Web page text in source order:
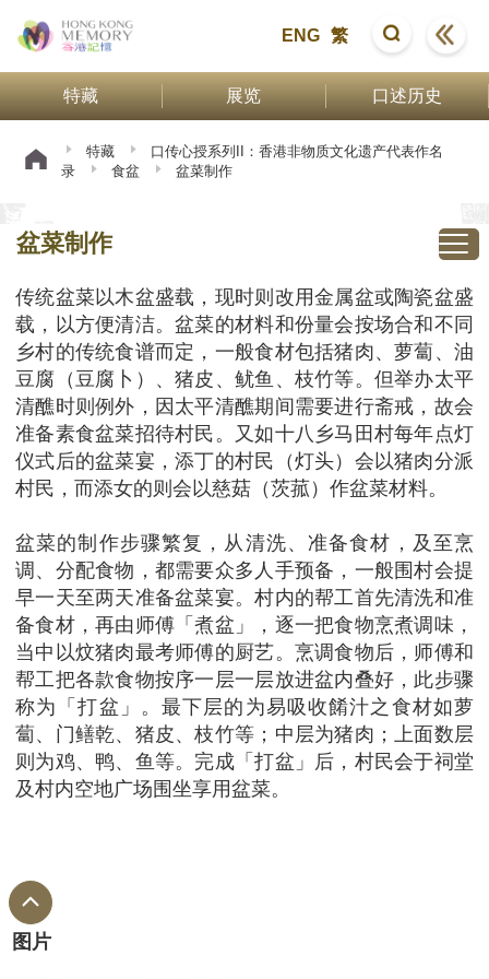
ENG 繁
特藏 展览 口述历史
特藏
口传心授系列II：香港非物质文化遗产代表作名
录
食盆 盆菜制作
盆菜制作
传统盆菜以木盆盛载，现时则改用金属盆或陶瓷盆盛
载，以方便清洁。盆菜的材料和份量会按场合和不同
乡村的传统食谱而定，一般食材包括猪肉、萝蔔、油
豆腐（豆腐卜）、猪皮、鱿鱼、枝竹等。但举办太平
清醮时则例外，因太平清醮期间需要进行斋戒，故会
准备素食盆菜招待村民。又如十八乡马田村每年点灯
仪式后的盆菜宴，添丁的村民（灯头）会以猪肉分派
村民，而添女的则会以慈菇（茨菰）作盆菜材料。
盆菜的制作步骤繁复，从清洗、准备食材，及至烹
调、分配食物，都需要众多人手预备，一般围村会提
早一天至两天准备盆菜宴。村内的帮工首先清洗和准
备食材，再由师傅「煮盆」，逐一把食物烹煮调味，
当中以炆猪肉最考师傅的厨艺。烹调食物后，师傅和
帮工把各款食物按序一层一层放进盆内叠好，此步骤
称为「打盆」。最下层的为易吸收餚汁之食材如萝
蔔、门鳝乾、猪皮、枝竹等；中层为猪肉；上面数层
则为鸡、鸭、鱼等。完成「打盆」后，村民会于祠堂
及村内空地广场围坐享用盆菜。
图片